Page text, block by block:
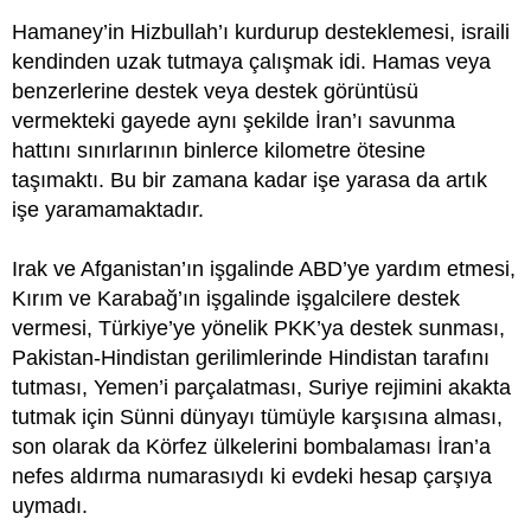
Hamaney’in Hizbullah’ı kurdurup desteklemesi, israili
kendinden uzak tutmaya çalışmak idi. Hamas veya
benzerlerine destek veya destek görüntüsü
vermekteki gayede aynı şekilde İran’ı savunma
hattını sınırlarının binlerce kilometre ötesine
taşımaktı. Bu bir zamana kadar işe yarasa da artık
işe yaramamaktadır.
Irak ve Afganistan’ın işgalinde ABD’ye yardım etmesi,
Kırım ve Karabağ’ın işgalinde işgalcilere destek
vermesi, Türkiye’ye yönelik PKK’ya destek sunması,
Pakistan-Hindistan gerilimlerinde Hindistan tarafını
tutması, Yemen’i parçalatması, Suriye rejimini akakta
tutmak için Sünni dünyayı tümüyle karşısına alması,
son olarak da Körfez ülkelerini bombalaması İran’a
nefes aldırma numarasıydı ki evdeki hesap çarşıya
uymadı.